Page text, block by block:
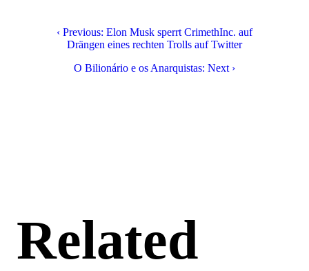
‹ Previous: Elon Musk sperrt CrimethInc. auf
Drängen eines rechten Trolls auf Twitter
O Bilionário e os Anarquistas: Next ›
Related